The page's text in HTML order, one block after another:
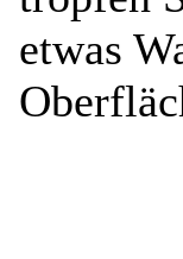
etwas